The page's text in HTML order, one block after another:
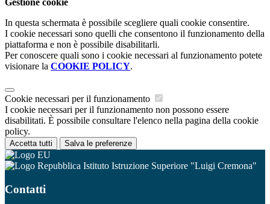
Gestione cookie
In questa schermata è possibile scegliere quali cookie consentire.
I cookie necessari sono quelli che consentono il funzionamento della
piattaforma e non è possibile disabilitarli.
Per conoscere quali sono i cookie necessari al funzionamento potete
visionare la COOKIE POLICY.
Cookie necessari per il funzionamento
I cookie necessari per il funzionamento non possono essere
disabilitati. È possibile consultare l'elenco nella pagina della cookie
policy.
Accetta tutti Salva le preferenze
Istituto Istruzione Superiore "Luigi Cremona"
Contatti